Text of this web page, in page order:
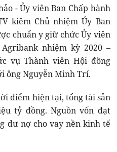
- Ủy viên Ban Chấp hành
kiêm Chủ nhiệm Ủy Ban
chuẩn y giữ chức Ủy viên
nhiệm kỳ 2020 –
vụ Thành viên Hội đồng
ông Nguyễn Minh Trí.
điểm hiện tại, tổng tài sản
tỷ đồng. Nguồn vốn đạt
dư nợ cho vay nền kinh tế